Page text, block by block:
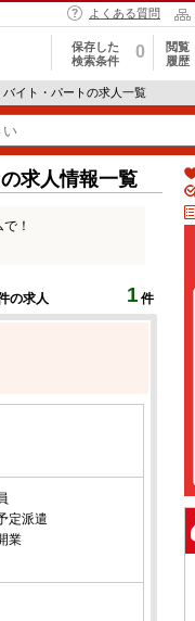
よくある質問
保存した
検索条件
0
閲覧
履歴
イト・パートの求人一覧
求人情報一覧
！
の求人 1 件
定派遣
業